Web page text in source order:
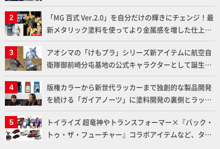
下ろしでご紹介!!さらに「大鉄人17」＆「ワンエイ
ト」セット情報もお届け！【超合金の魂】
「MG 百式 Ver.2.0」を自分だけの輝きにチェンジ！最
新メタリック塗料を使ってより金属感を増した仕上が
りに!!【試し読み】
アオシマの「けもプラ」シリーズ新アイテムに航空自
衛隊御前崎分屯基地の公式キャラクターとして誕生し
た「おまねこ」が着任！けもプラ公式サイト限定版と
通常版の2ラインで発売！
版権カラーから新世代ラッカーまで独創的な製品開発
を続ける「ガイアノーツ」に塗料開発の裏側とラッカ
ー塗料の未来についてインタビュー！
トイライズ 超竜神やトランスフォーマー×『バック・
トゥ・ザ・フューチャー』コラボアイテムなど、タカ